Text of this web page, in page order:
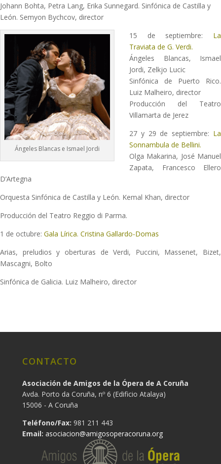
Johann Bohta, Petra Lang, Erika Sunnegard. Sinfónica de Castilla y
León. Semyon Bychcov, director
Ángeles Blancas e Ismael Jordi
15 de septiembre: La
Traviata de G. Verdi.
Ángeles Blancas, Ismael
Jordi, Zelkjo Lucic
Sinfónica de Puerto Rico.
Luiz Malheiro, director
Producción del Teatro
Villamarta de Jerez
27 y 29 de septiembre: La
Sonnambula de Bellini.
Olga Makarina, José Manuel
Zapata, Francesco Ellero
D’Artegna
Orquesta Sinfónica de Castilla y León. Kemal Khan, director
Producción del Teatro Reggio di Parma.
1 de octubre: Gala Lírica. Cristina Gallardo-Domas
Arias, preludios y oberturas de Verdi, Puccini, Massenet, Bizet,
Mascagni, Bolto
Sinfónica de Galicia. Luiz Malheiro, director
CONTACTO
Asociación de Amigos de la Ópera de A Coruña
Avda. Porto da Coruña, nº 6 (Edificio Atalaya)
15006 - A Coruña
Teléfono/Fax: 981 211 443
Email: asociacion@amigosoperacoruna.org